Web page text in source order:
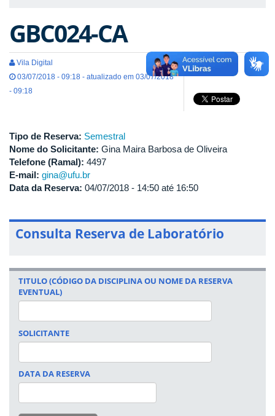
GBC024-CA
Vila Digital
03/07/2018 - 09:18 - atualizado em 03/07/2018
- 09:18
Tipo de Reserva: Semestral
Nome do Solicitante: Gina Maira Barbosa de Oliveira
Telefone (Ramal): 4497
E-mail: gina@ufu.br
Data da Reserva: 04/07/2018 - 14:50 até 16:50
Consulta Reserva de Laboratório
TITULO (CÓDIGO DA DISCIPLINA OU NOME DA RESERVA
EVENTUAL)
SOLICITANTE
DATA DA RESERVA